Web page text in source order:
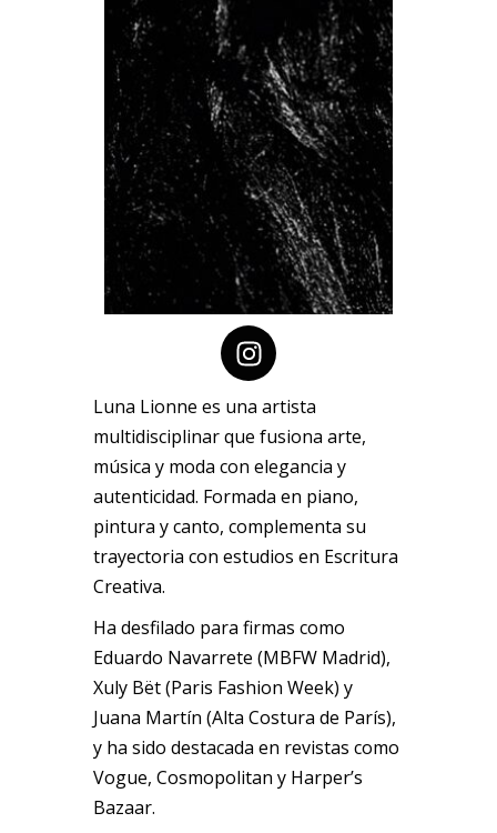
Luna Lionne es una artista
multidisciplinar que fusiona arte,
música y moda con elegancia y
autenticidad. Formada en piano,
pintura y canto, complementa su
trayectoria con estudios en Escritura
Creativa.
Ha desfilado para firmas como
Eduardo Navarrete (MBFW Madrid),
Xuly Bët (Paris Fashion Week) y
Juana Martín (Alta Costura de París),
y ha sido destacada en revistas como
Vogue, Cosmopolitan y Harper’s
Bazaar.